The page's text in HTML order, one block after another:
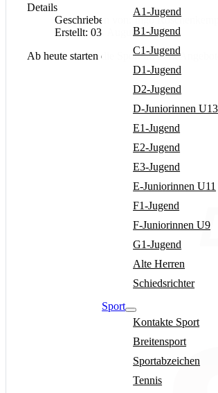
A1-Jugend
B1-Jugend
C1-Jugend
D1-Jugend
D2-Jugend
D-Juniorinnen U13
E1-Jugend
E2-Jugend
E3-Jugend
E-Juniorinnen U11
F1-Jugend
F-Juniorinnen U9
G1-Jugend
Alte Herren
Schiedsrichter
Sport
Kontakte Sport
Breitensport
Sportabzeichen
Tennis
Details
Geschrieben von:Ingo
Erstellt: 03. August 2026
Ab heute starten die Sport im Park